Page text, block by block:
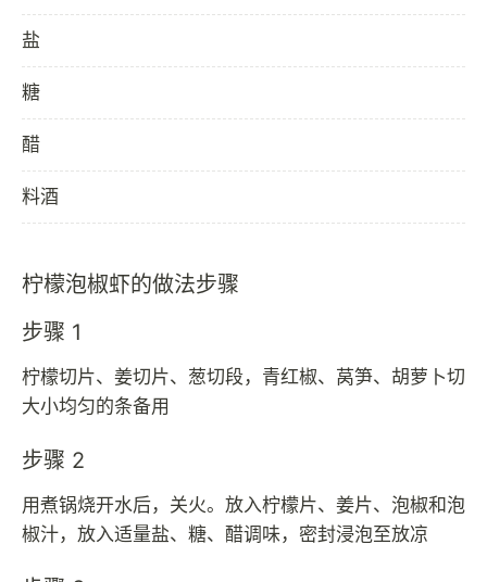
盐
糖
醋
料酒
柠檬泡椒虾的做法步骤
步骤 1
柠檬切片、姜切片、葱切段，青红椒、莴笋、胡萝卜切
大小均匀的条备用
步骤 2
用煮锅烧开水后，关火。放入柠檬片、姜片、泡椒和泡
椒汁，放入适量盐、糖、醋调味，密封浸泡至放凉